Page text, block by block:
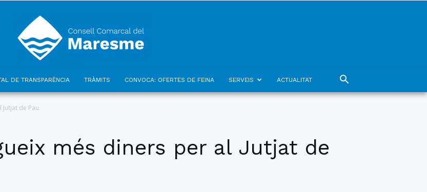
DE TRANSPARÈNCIA TRÀMITS CONVOCA: OFERTES DE FEINA SERVEIS ACTUALITAT
de Pau
més diners per al Jutjat de